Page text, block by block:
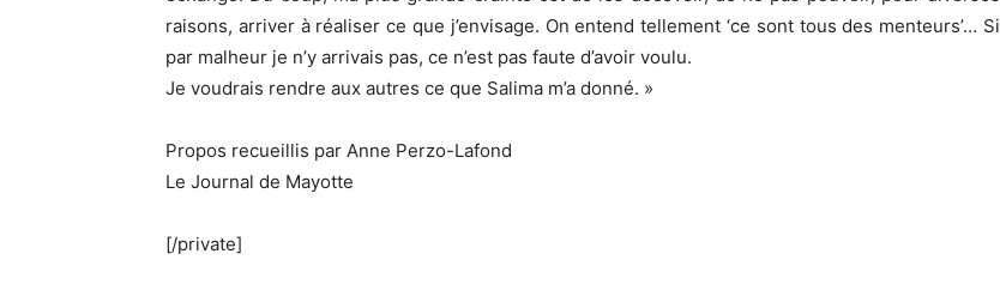
raisons, arriver à réaliser ce que j’envisage. On entend tellement ‘ce sont tous des menteurs’… Si
par malheur je n’y arrivais pas, ce n’est pas faute d’avoir voulu.
Je voudrais rendre aux autres ce que Salima m’a donné. »
Propos recueillis par Anne Perzo-Lafond
Le Journal de Mayotte
[/private]